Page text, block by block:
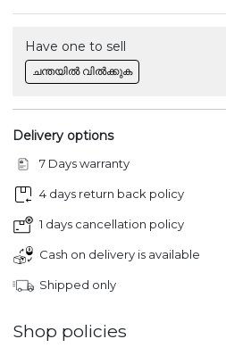
Have one to sell
ചന്തയിൽ വിൽക്കുക
Delivery options
7 Days warranty
4 days return back policy
1 days cancellation policy
Cash on delivery is available
Shipped only
Shop policies